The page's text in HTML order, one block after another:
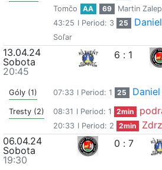
Tomčo
AA 69
Martin
43:25 I Period: 3 25
Soľar
13.04.24
Sobota
20:45
6 : 1
Góly (1) 07:33 I Period: 1 25
Tresty (2) 08:31 I Period: 1 2min
20:33 I Period: 2 2min
06.04.24
Sobota
19:30
0 : 7